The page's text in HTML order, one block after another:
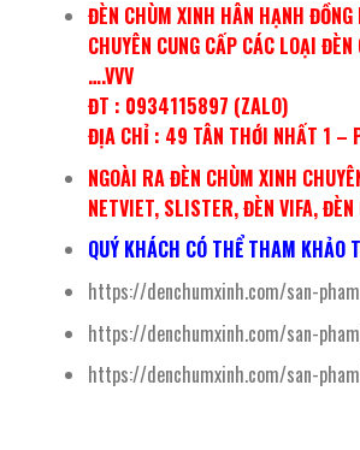
ĐÈN CHÙM XINH HÂN HẠNH ĐỒNG
CHUYÊN CUNG CẤP CÁC LOẠI
….VVV
ĐT : 0934115897 (ZALO)
ĐỊA CHỈ : 49 TÂN THỚI NHẤT 1 –
NGOÀI RA ĐÈN CHÙM XINH
NETVIET, SLISTER, ĐÈN VIFA,
QUÝ KHÁCH CÓ THỂ THAM KHẢO
https://denchumxinh.com/san-
https://denchumxinh.com/san-
https://denchumxinh.com/san-